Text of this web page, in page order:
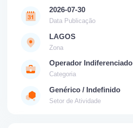
2026-07-30
Data Publicação
LAGOS
Zona
Operador Indiferenciado
Categoria
Genérico / Indefinido
Setor de Atividade